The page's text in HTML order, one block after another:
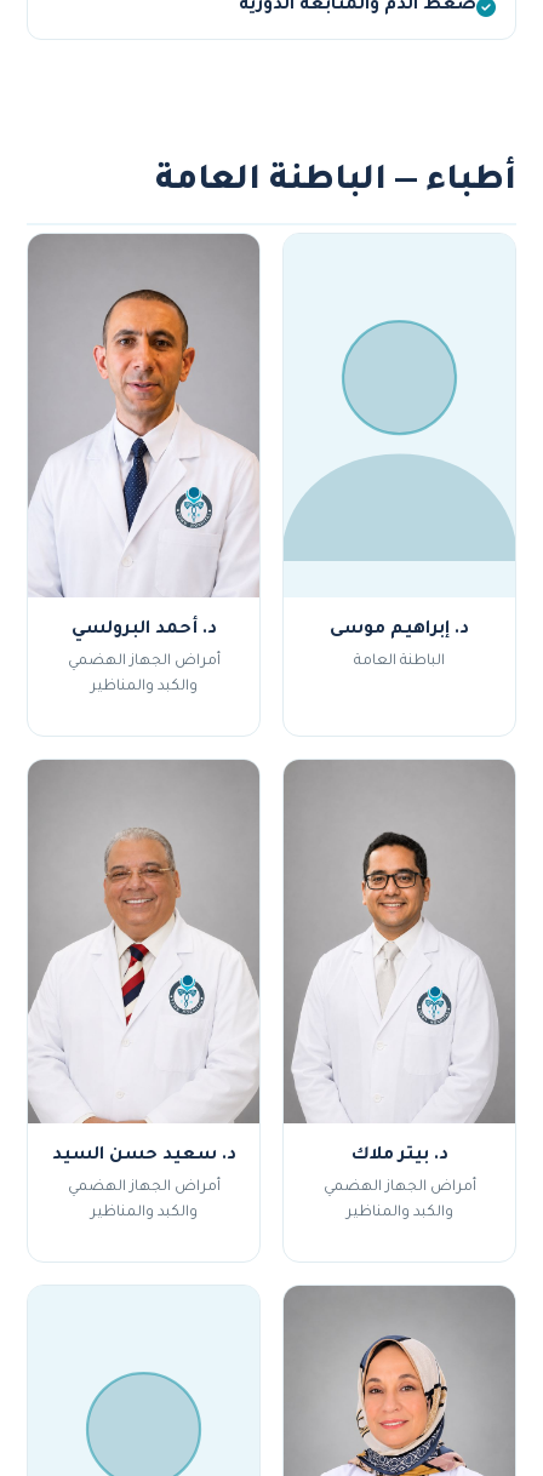
ضغط الدم والمتابعة الدورية
أطباء — الباطنة العامة
د. إبراهيم موسى
الباطنة العامة
د. أحمد البرولسي
أمراض الجهاز الهضمي
والكبد والمناظير
د. بيتر ملاك
أمراض الجهاز الهضمي
والكبد والمناظير
د. سعيد حسن السيد
أمراض الجهاز الهضمي
والكبد والمناظير